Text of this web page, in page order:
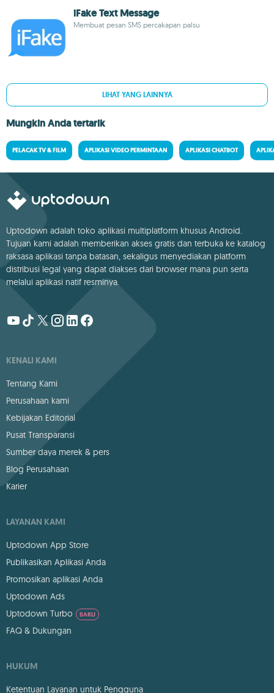
iFake Text Message
Membuat pesan SMS percakapan palsu
LIHAT YANG LAINNYA
Mungkin Anda tertarik
PELACAK TV & FILM APLIKASI VIDEO PERMINTAAN APLIKASI CHATBOT
Uptodown adalah toko aplikasi multiplatform khusus Android.
Tujuan kami adalah memberikan akses gratis dan terbuka ke katalog
raksasa aplikasi tanpa batasan, sekaligus menyediakan platform
distribusi legal yang dapat diakses dari browser mana pun serta
melalui aplikasi natif resminya.
KENALI KAMI
Tentang Kami
Perusahaan kami
Kebijakan Editorial
Pusat Transparansi
Sumber daya merek & pers
Blog Perusahaan
Karier
LAYANAN KAMI
Uptodown App Store
Publikasikan Aplikasi Anda
Promosikan aplikasi Anda
Uptodown Ads
Uptodown Turbo
BARU
FAQ & Dukungan
HUKUM
Ketentuan Layanan untuk Pengguna